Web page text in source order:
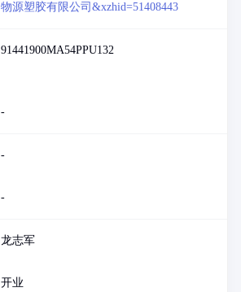
物源塑胶有限公司&xzhid=51408443
91441900MA54PPU132
-
-
-
龙志军
开业